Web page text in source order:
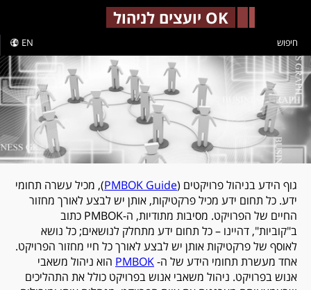
OK יועצים לניהול
EN חיפוש
גוף הידע בניהול פרויקטים (PMBOK Guide), מכיל עשרה תחומי
ידע. כל תחום ידע מכיל פרקטיקות, אותן יש לבצע לאורך מחזור
החיים של הפרויקט. מסיבות מתודיות, ה-PMBOK כתוב
ב"קוביות", דהיינו – כל תחום ידע מתחלק לנושאים; כל נושא
לאוסף של פרקטיקות אותן יש לבצע לאורך כל חיי מחזור הפרויקט.
אחד מעשרת תחומי הידע של ה-PMBOK הוא ניהול משאבי
אנוש בפרויקט. ניהול משאבי אנוש בפרויקט כולל את התהליכים